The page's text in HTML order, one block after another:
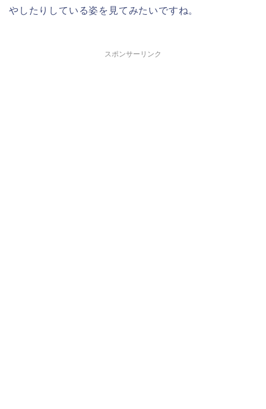
やしたりしている姿を見てみたいですね。
スポンサーリンク